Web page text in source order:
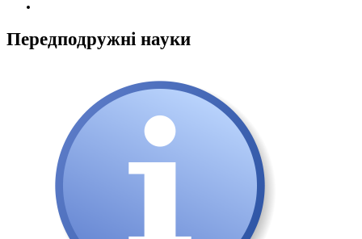
Передподружні науки